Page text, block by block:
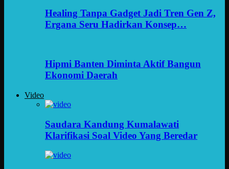
Healing Tanpa Gadget Jadi Tren Gen Z,
Ergana Seru Hadirkan Konsep…
Hipmi Banten Diminta Aktif Bangun
Ekonomi Daerah
Video
Saudara Kandung Kumalawati
Klarifikasi Soal Video Yang Beredar